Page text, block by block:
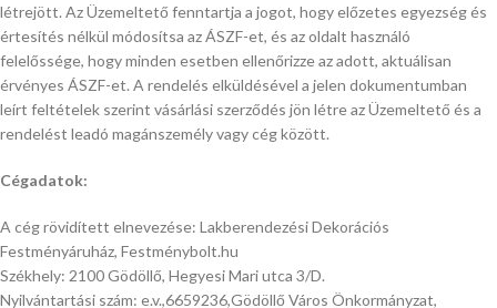
létrejött. Az Üzemeltető fenntartja a jogot, hogy előzetes egyezség és
értesítés nélkül módosítsa az ÁSZF-et, és az oldalt használó
felelőssége, hogy minden esetben ellenőrizze az adott, aktuálisan
érvényes ÁSZF-et. A rendelés elküldésével a jelen dokumentumban
leírt feltételek szerint vásárlási szerződés jön létre az Üzemeltető és a
rendelést leadó magánszemély vagy cég között.
Cégadatok:
A cég rövidített elnevezése: Lakberendezési Dekorációs
Festményáruház, Festménybolt.hu
Székhely: 2100 Gödöllő, Hegyesi Mari utca 3/D.
Nyilvántartási szám: e.v.,6659236,Gödöllő Város Önkormányzat,